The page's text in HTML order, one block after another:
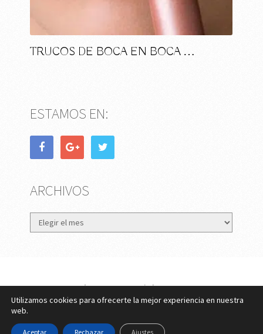
TRUCOS DE BOCA EN BOCA …
ESTAMOS EN:
ARCHIVOS
Archivos
eMujer.comCopyright © 2026.
Contactar||Datos Legales y PrivacidadyPolítica de
Cookies
Utilizamos cookies para ofrecerte la mejor experiencia en nuestra
web.
Aceptar Rechazar Ajustes